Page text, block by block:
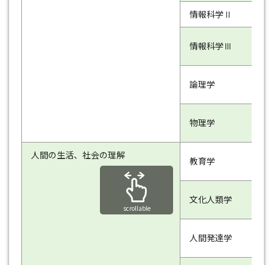
情報科学Ⅱ
情報科学Ⅲ
論理学
物理学
人間の生活、社会の理解 教育学
文化人類学
人間発達学
scrollable